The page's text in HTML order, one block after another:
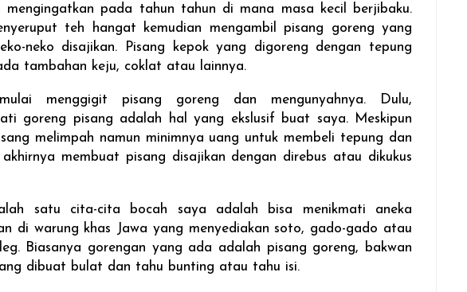
mengingatkan pada tahun tahun di mana masa kecil berjibaku.
teh hangat kemudian mengambil pisang goreng yang
neko disajikan. Pisang kepok yang digoreng dengan tepung
tambahan keju, coklat atau lainnya.
menggigit pisang goreng dan mengunyahnya. Dulu,
goreng pisang adalah hal yang ekslusif buat saya. Meskipun
melimpah namun minimnya uang untuk membeli tepung dan
akhirnya membuat pisang disajikan dengan direbus atau dikukus
satu cita-cita bocah saya adalah bisa menikmati aneka
di warung khas Jawa yang menyediakan soto, gado-gado atau
Biasanya gorengan yang ada adalah pisang goreng, bakwan
dibuat bulat dan tahu bunting atau tahu isi.